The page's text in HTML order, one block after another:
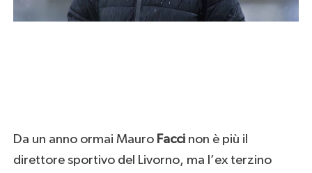
Da un anno ormai Mauro Faccinon è più il
direttore sportivo del Livorno, ma l’ex terzino